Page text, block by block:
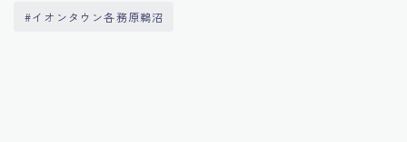
#イオンタウン各務原鵜沼